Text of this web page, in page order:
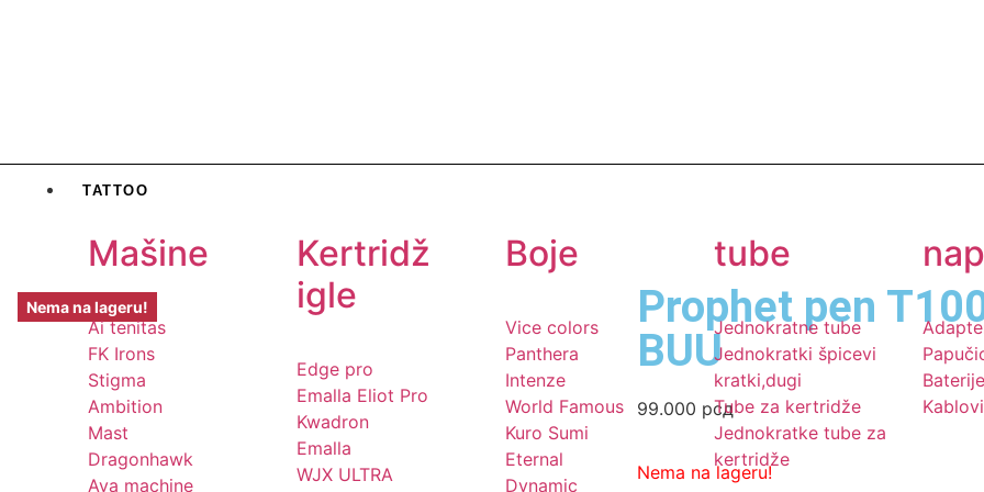
TATTOO
Mašine
Ai tenitas
FK Irons
Stigma
Ambition
Mast
Dragonhawk
Ava machine
Kertridž
igle
Edge pro
Emalla Eliot Pro
Kwadron
Emalla
WJX ULTRA
Boje
Vice colors
Panthera
Intenze
World Famous
Kuro Sumi
Eternal
Dynamic
tube
Jednokratne tube
Jednokratki špicevi
kratki,dugi
Tube za kertridže
Jednokratke tube za
kertridže
Baterije
Kablovi
Nema na lageru!
Prophet pen
BUU
99.000 рсд
Nema na lageru!